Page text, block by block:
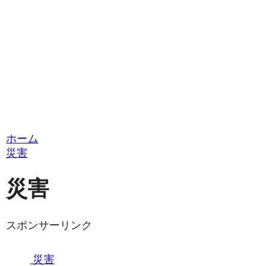
ホーム
災害
災害
スポンサーリンク
災害